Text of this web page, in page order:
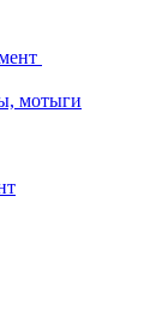
мотыги